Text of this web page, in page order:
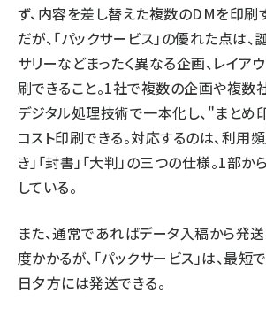
ず、内容を差し替えた複数のDMを印刷
だが、「パックサービス」の優れた点は
サリーなどまったく異なる企画、レイア
刷できること。1社で複数の企画や複数
デジタル処理技術で一本化し、"まとめ
コスト印刷できる。対応するのは、利用
き」「封書」「大判」の三つの仕様。1部
している。
また、通常であればデータ入稿から発
度かかるが、「パックサービス」は、最
日夕方には発送できる。